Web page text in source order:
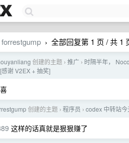
forrestgump › 全部回复第 1 页 / 共 1
创建的主题 › 推广 › 时隔半年，
谢 V2EX + 抽奖]
创建的主题 › 程序员 › codex 中转站
这样的话真就是狠狠赚了